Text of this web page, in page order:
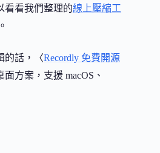
看看我們整理的線上壓縮工
。
的話，〈Recordly 免費開源
方案，支援 macOS、